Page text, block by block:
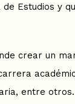
de Estudios
crear un
entre otros.